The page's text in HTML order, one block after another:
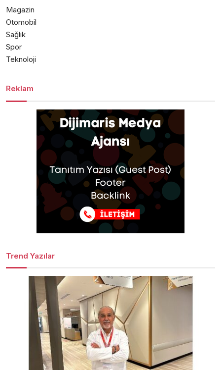
Magazin
Otomobil
Sağlık
Spor
Teknoloji
Reklam
Trend Yazılar